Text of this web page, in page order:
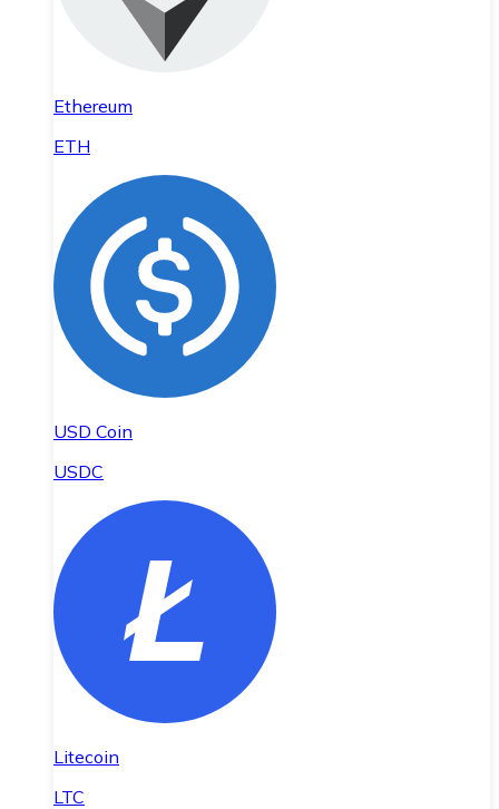
Ethereum
ETH
USD Coin
USDC
Litecoin
LTC